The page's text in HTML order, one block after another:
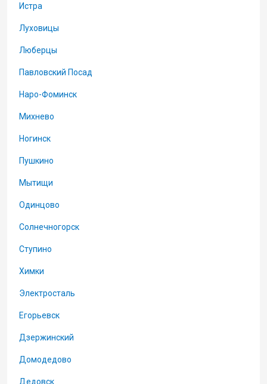
Истра
Луховицы
Люберцы
Павловский Посад
Наро-Фоминск
Михнево
Ногинск
Пушкино
Мытищи
Одинцово
Солнечногорск
Ступино
Химки
Электросталь
Егорьевск
Дзержинский
Домодедово
Дедовск